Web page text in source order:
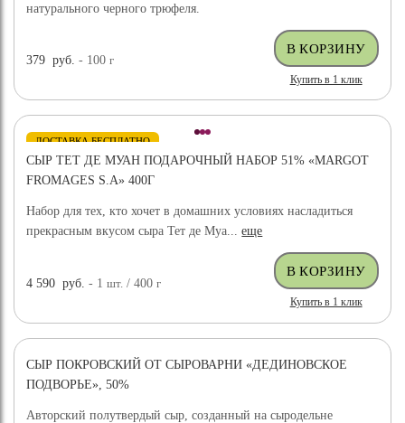
натурального черного трюфеля.
379 руб. - 100г
Купить в 1 клик
ДОСТАВКА БЕСПЛАТНО
СЫР ТЕТ ДЕ МУАН ПОДАРОЧНЫЙ НАБОР 51% «MARGOT
FROMAGES S.A» 400Г
Набор для тех, кто хочет в домашних условиях насладиться
прекрасным вкусом сыра Тет де Муа...еще
4 590 руб. - 1шт. / 400г
Купить в 1 клик
СЫР ПОКРОВСКИЙ ОТ СЫРОВАРНИ «ДЕДИНОВСКОЕ
ПОДВОРЬЕ», 50%
Авторский полутвердый сыр, созданный на сыродельне